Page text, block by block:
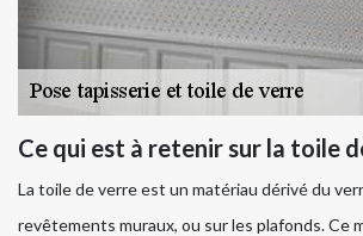
Ce qui est à retenir sur la toile
La toile de verre est un matériau dérivé du
revêtements muraux, ou sur les plafonds. Ce